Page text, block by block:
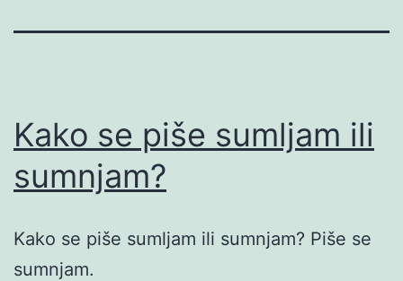
Kako se piše sumljam ili
sumnjam?
Kako se piše sumljam ili sumnjam? Piše se
sumnjam.